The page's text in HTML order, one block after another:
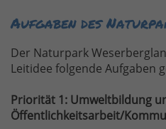
Aufgaben des
Der Naturpark
Leitidee folgende Aufgaben
Priorität 1: Umweltbildung
Öffentlichkeitsarbeit/